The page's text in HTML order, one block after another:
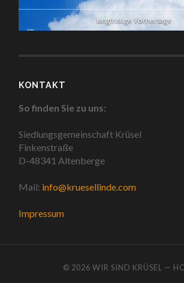
langfristige Vorhersage
KONTAKT
So finden Sie zu uns:
Siedlungsgemeinschaft Krüsel
Finkenstraße
D-48341 Altenberge
Mail: info@kruesellinde.com
Impressum
© 2026WIR SIND KRÜSEL —